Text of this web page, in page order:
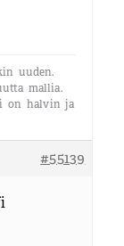
uuden.
mallia.
on halvin ja
#55139